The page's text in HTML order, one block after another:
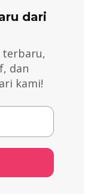
dari
terbaru,
dan
kami!